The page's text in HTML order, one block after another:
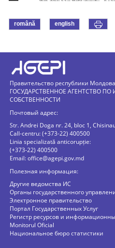
română english
Правительство республики Молдова
ГОСУДАРСТВЕННОЕ АГЕНТСТВО ПО
СОБСТВЕННОСТИ
Почтовый адрес:
Str. Andrei Doga nr. 24, bloc 1,
Call-centru: (+373-22) 400500
Linia specializată anticorupție:
(+373-22) 400500
Email:office@agepi.gov.md
Полезная информация:
Другие ведомства ИС
Органы государственного
Электронное правительство
Портал Государственных Услуг
Регистр ресурсов и
Monitorul Oficial
Национальное бюро статистики